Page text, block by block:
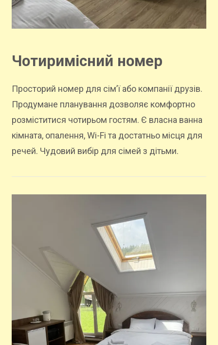
Чотиримісний номер
Просторий номер для сім’ї або компанії друзів.
Продумане планування дозволяє комфортно
розміститися чотирьом гостям. Є власна ванна
кімната, опалення, Wi-Fi та достатньо місця для
речей. Чудовий вибір для сімей з дітьми.